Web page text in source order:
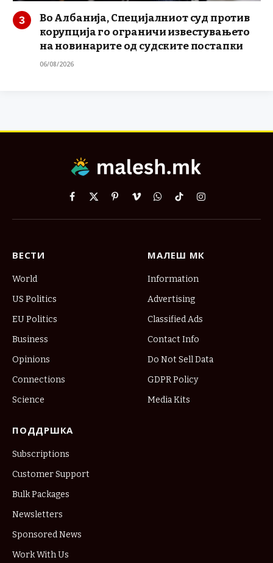
Во Албанија, Специјалниот суд против
корупција го ограничи известувањето
на новинарите од судските постапки
06/08/2026
Facebook
X
PinterestVimeoWhatsApp
TikTokInstagram
ВЕСТИ
World
US Politics
EU Politics
Business
Opinions
Connections
Science
МАЛЕШ МК
Information
Advertising
Classified Ads
Contact Info
Do Not Sell Data
GDPR Policy
Media Kits
ПОДДРШКА
Subscriptions
Customer Support
Bulk Packages
Newsletters
Sponsored News
Work With Us